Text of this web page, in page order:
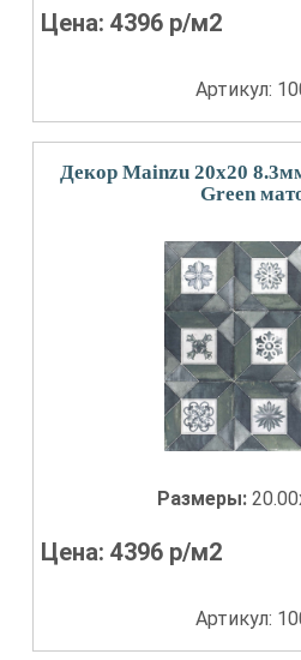
Цена:4396 р/м2
Артикул:
Декор Mainzu 20x20
Green
Размеры:
Цена:4396 р/м2
Артикул: